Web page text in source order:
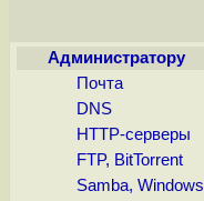
Администратору
Почта
DNS
HTTP-серверы
FTP, BitTorrent
Samba, Windows